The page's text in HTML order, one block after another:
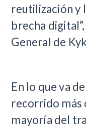
reutilización y
brecha
General de
En lo que va
recorrido más
mayoría del